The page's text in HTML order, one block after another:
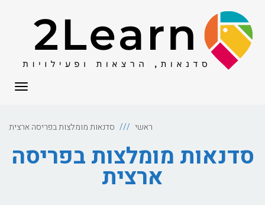
ראשי סדנאות מומלצות בפריסה ארצית
סדנאות מומלצות בפריסה
ארצית